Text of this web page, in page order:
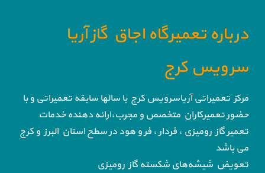
درباره تعمیرگاه اجاق گاز آریا
سرویس کرج
مرکز تعمیراتی آریاسرویس کرج با سالها سابقه تعمیراتی و با
حضور تعمیرکاران متخصص و مجرب،ارائه دهنده خدمات
تعمیر گاز رومیزی ، فردار ، فر و هود در سطح استان البرز و کرج
می باشد
تعویض شیشه‌های شکسته گاز رومیزی